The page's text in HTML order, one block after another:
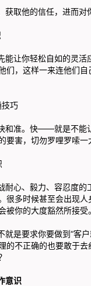
他的信任，进而对你
你轻松自如的灵活应
们，这样一来连他们
巧
。快——就是不能让
要害，切勿罗哩罗嗦
、毅力、容忍度的工
很多时候甚至会出现
被你的大度豁然所接受
要求你要做到“客户
的不正确的也要敢于
意识